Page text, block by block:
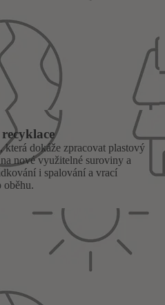
dokáže zpracovat plastový
nové využitelné suroviny a
i spalování a vrací
oběhu.